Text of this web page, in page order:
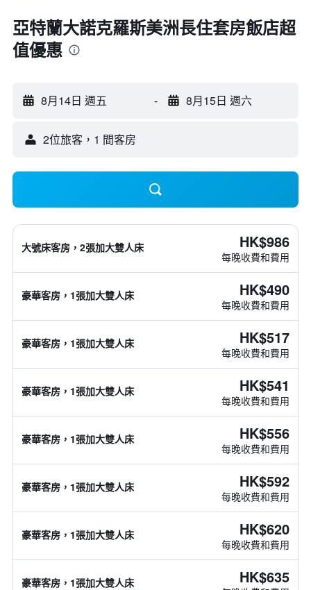
亞特蘭大諾克羅斯美洲長住套房飯店超
值優惠
8月14日 週五 - 8月15日 週六
2位旅客，1 間客房
大號床客房，2張加大雙人床 HK$986
每晚收費和費用
豪華客房，1張加大雙人床 HK$490
每晚收費和費用
豪華客房，1張加大雙人床 HK$517
每晚收費和費用
豪華客房，1張加大雙人床 HK$541
每晚收費和費用
豪華客房，1張加大雙人床 HK$556
每晚收費和費用
豪華客房，1張加大雙人床 HK$592
每晚收費和費用
豪華客房，1張加大雙人床 HK$620
每晚收費和費用
豪華客房，1張加大雙人床 HK$635